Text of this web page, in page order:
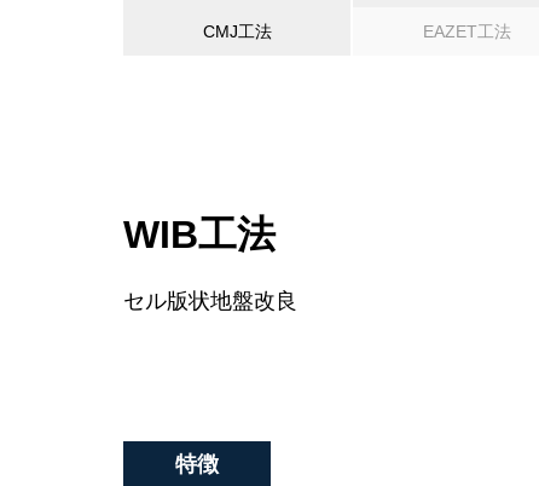
CMJ工法 EAZET工法
WIB工法
セル版状地盤改良
特徴